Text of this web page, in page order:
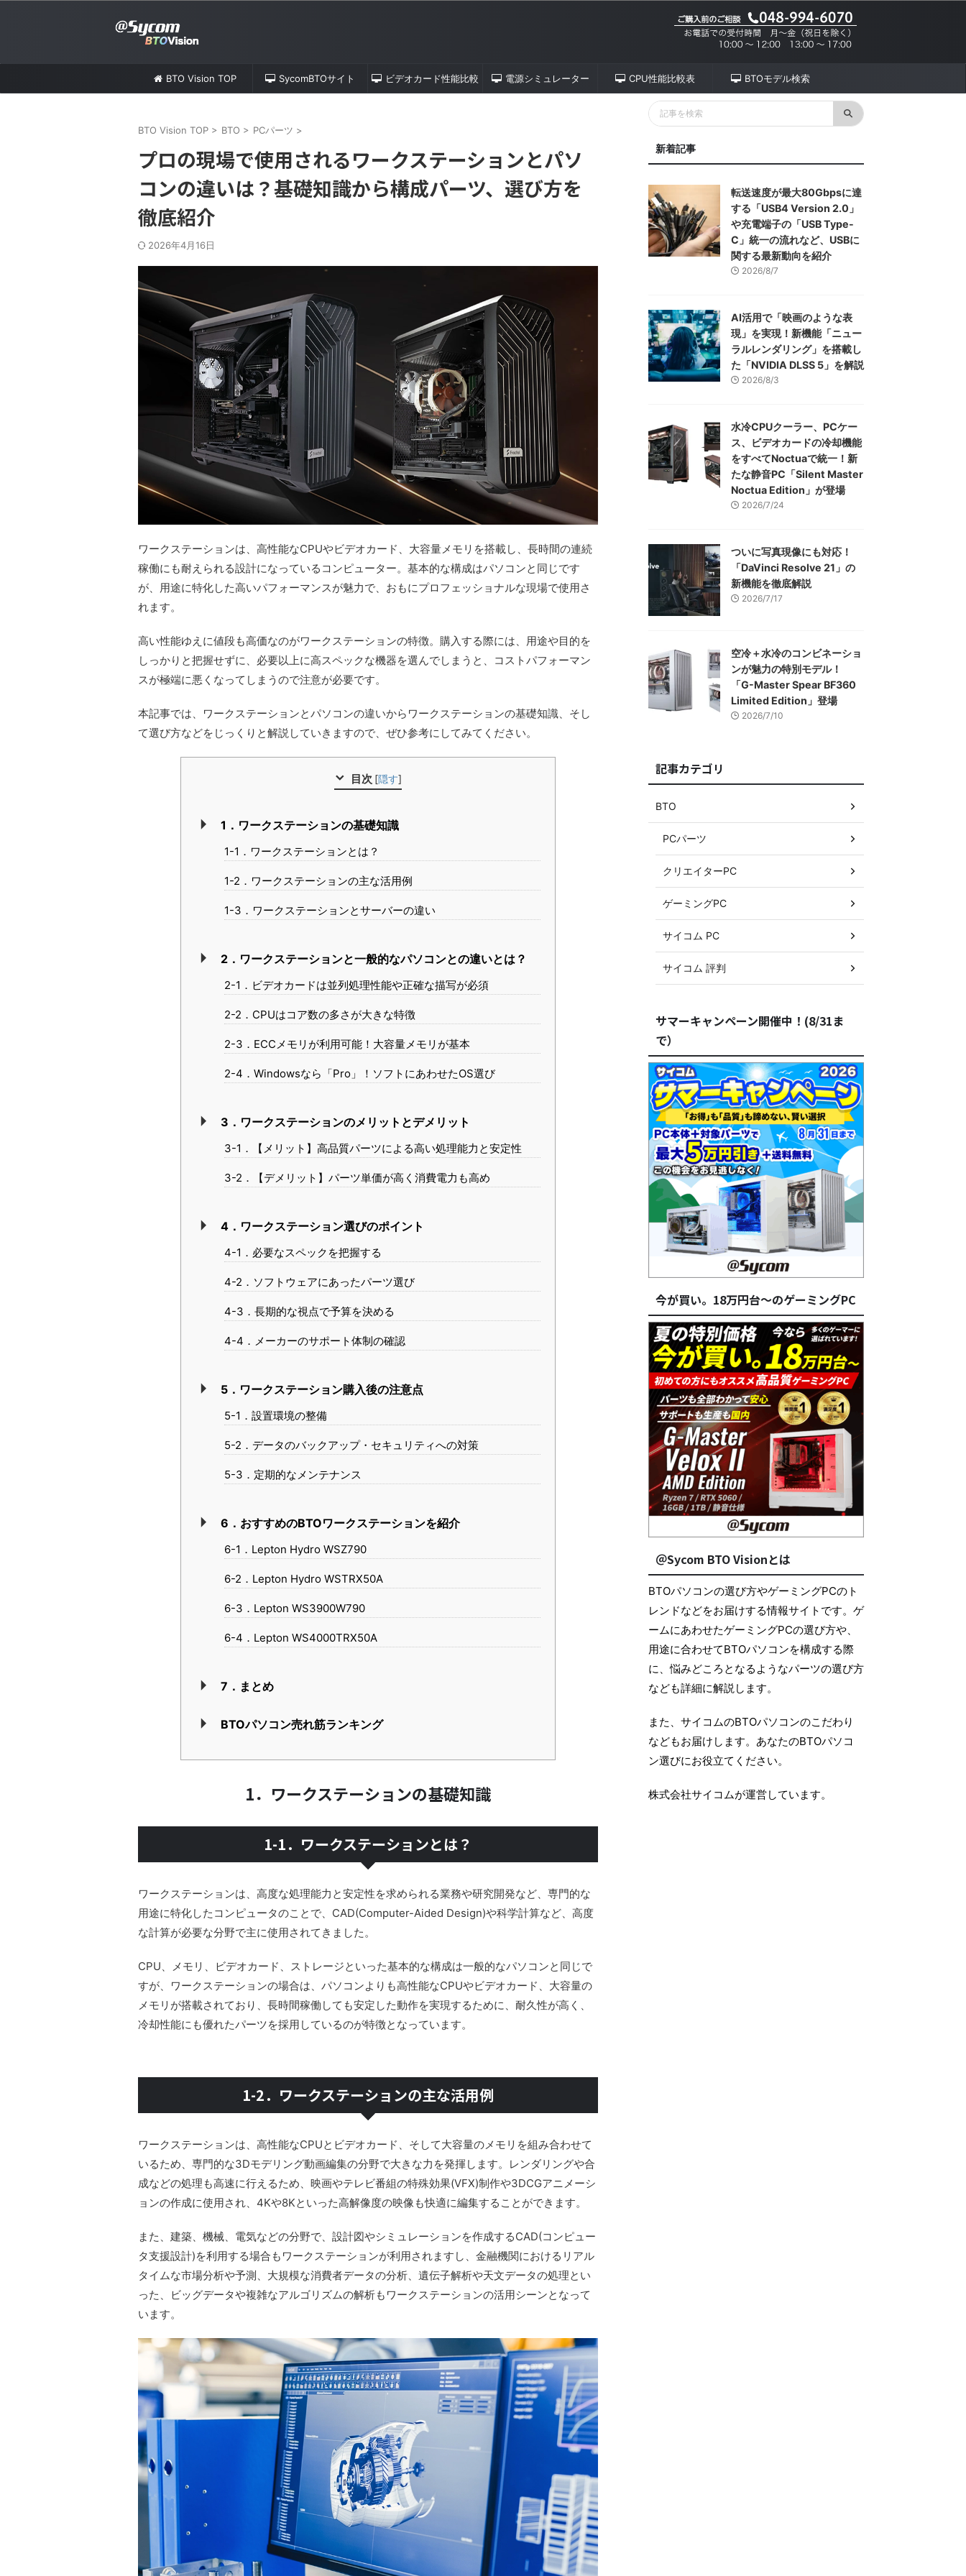
BTO Vision TOP SycomBTOサイト ビデオカード性能比較 電源シミュレーター CPU性能比較表 BTOモデル検索
BTO Vision TOP > BTO > PCパーツ >
プロの現場で使用されるワークステーションとパソ
コンの違いは？基礎知識から構成パーツ、選び方を
徹底紹介
2026年4月16日
ワークステーションは、高性能なCPUやビデオカード、大容量メモリを搭載し、長時間の連続
稼働にも耐えられる設計になっているコンピューター。基本的な構成はパソコンと同じです
が、用途に特化した高いパフォーマンスが魅力で、おもにプロフェッショナルな現場で使用さ
れます。
高い性能ゆえに値段も高価なのがワークステーションの特徴。購入する際には、用途や目的を
しっかりと把握せずに、必要以上に高スペックな機器を選んでしまうと、コストパフォーマン
スが極端に悪くなってしまうので注意が必要です。
本記事では、ワークステーションとパソコンの違いからワークステーションの基礎知識、そし
て選び方などをじっくりと解説していきますので、ぜひ参考にしてみてください。
目次 [隠す]
1．ワークステーションの基礎知識
1-1．ワークステーションとは？
1-2．ワークステーションの主な活用例
1-3．ワークステーションとサーバーの違い
2．ワークステーションと一般的なパソコンとの違いとは？
2-1．ビデオカードは並列処理性能や正確な描写が必須
2-2．CPUはコア数の多さが大きな特徴
2-3．ECCメモリが利用可能！大容量メモリが基本
2-4．Windowsなら「Pro」！ソフトにあわせたOS選び
3．ワークステーションのメリットとデメリット
3-1．【メリット】高品質パーツによる高い処理能力と安定性
3-2．【デメリット】パーツ単価が高く消費電力も高め
4．ワークステーション選びのポイント
4-1．必要なスペックを把握する
4-2．ソフトウェアにあったパーツ選び
4-3．長期的な視点で予算を決める
4-4．メーカーのサポート体制の確認
5．ワークステーション購入後の注意点
5-1．設置環境の整備
5-2．データのバックアップ・セキュリティへの対策
5-3．定期的なメンテナンス
6．おすすめのBTOワークステーションを紹介
6-1．Lepton Hydro WSZ790
6-2．Lepton Hydro WSTRX50A
6-3．Lepton WS3900W790
6-4．Lepton WS4000TRX50A
7．まとめ
BTOパソコン売れ筋ランキング
1．ワークステーションの基礎知識
1-1．ワークステーションとは？
ワークステーションは、高度な処理能力と安定性を求められる業務や研究開発など、専門的な
用途に特化したコンピュータのことで、CAD(Computer-Aided Design)や科学計算など、高度
な計算が必要な分野で主に使用されてきました。
CPU、メモリ、ビデオカード、ストレージといった基本的な構成は一般的なパソコンと同じで
すが、ワークステーションの場合は、パソコンよりも高性能なCPUやビデオカード、大容量の
メモリが搭載されており、長時間稼働しても安定した動作を実現するために、耐久性が高く、
冷却性能にも優れたパーツを採用しているのが特徴となっています。
1-2．ワークステーションの主な活用例
ワークステーションは、高性能なCPUとビデオカード、そして大容量のメモリを組み合わせて
いるため、専門的な3Dモデリング動画編集の分野で大きな力を発揮します。レンダリングや合
成などの処理も高速に行えるため、映画やテレビ番組の特殊効果(VFX)制作や3DCGアニメーシ
ョンの作成に使用され、4Kや8Kといった高解像度の映像も快適に編集することができます。
また、建築、機械、電気などの分野で、設計図やシミュレーションを作成するCAD(コンピュー
タ支援設計)を利用する場合もワークステーションが利用されますし、金融機関におけるリアル
タイムな市場分析や予測、大規模な消費者データの分析、遺伝子解析や天文データの処理とい
った、ビッグデータや複雑なアルゴリズムの解析もワークステーションの活用シーンとなって
います。
新着記事
転送速度が最大80Gbpsに達
する「USB4 Version 2.0」
や充電端子の「USB Type-
C」統一の流れなど、USBに
関する最新動向を紹介
2026/8/7
AI活用で「映画のような表
現」を実現！新機能「ニュー
ラルレンダリング」を搭載し
た「NVIDIA DLSS 5」を解説
2026/8/3
水冷CPUクーラー、PCケー
ス、ビデオカードの冷却機能
をすべてNoctuaで統一！新
たな静音PC「Silent Master
Noctua Edition」が登場
2026/7/24
ついに写真現像にも対応！
「DaVinci Resolve 21」の
新機能を徹底解説
2026/7/17
空冷＋水冷のコンビネーショ
ンが魅力の特別モデル！
「G-Master Spear BF360
Limited Edition」登場
2026/7/10
記事カテゴリ
BTO
PCパーツ
クリエイターPC
ゲーミングPC
サイコム PC
サイコム 評判
サマーキャンペーン開催中！(8/31ま
で）
今が買い。18万円台～のゲーミングPC
＠Sycom BTO Visionとは
BTOパソコンの選び方やゲーミングPCのト
レンドなどをお届けする情報サイトです。ゲ
ームにあわせたゲーミングPCの選び方や、
用途に合わせてBTOパソコンを構成する際
に、悩みどころとなるようなパーツの選び方
なども詳細に解説します。
また、サイコムのBTOパソコンのこだわり
などもお届けします。あなたのBTOパソコ
ン選びにお役立てください。
株式会社サイコムが運営しています。